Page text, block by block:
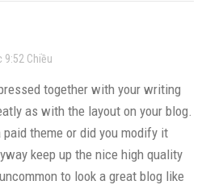
Chiều
together with your writing
as with the layout on your blog.
theme or did you modify it
keep up the nice high quality
to look a great blog like